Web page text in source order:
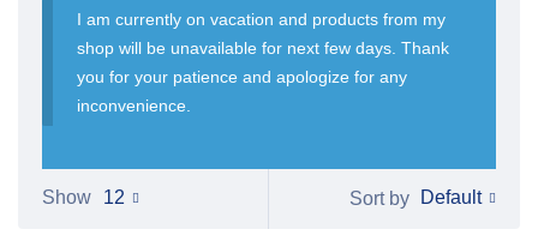
I am currently on vacation and products from my
shop will be unavailable for next few days. Thank
you for your patience and apologize for any
inconvenience.
Sort by Default
Show 12